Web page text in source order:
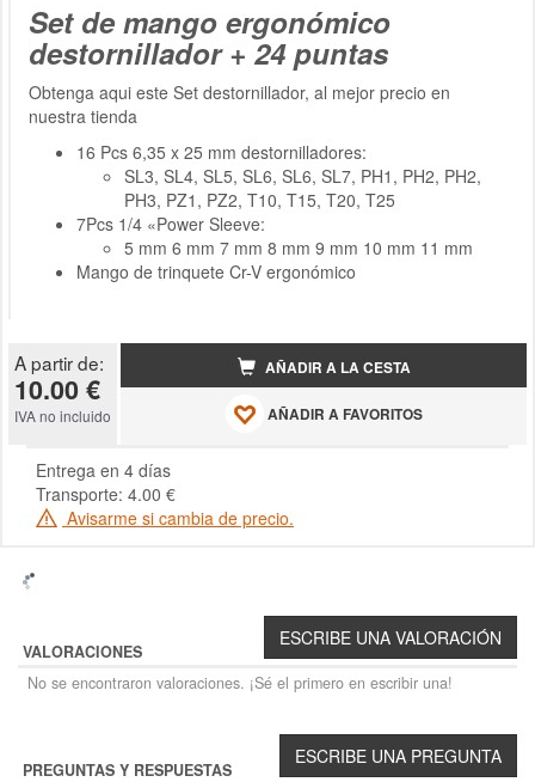
Set de mango ergonómico
destornillador + 24 puntas
Obtenga aqui este Set destornillador, al mejor precio en
nuestra tienda
16 Pcs 6,35 x 25 mm destornilladores:
SL3, SL4, SL5, SL6, SL6, SL7, PH1, PH2, PH2,
PH3, PZ1, PZ2, T10, T15, T20, T25
7Pcs 1/4 «Power Sleeve:
5 mm 6 mm 7 mm 8 mm 9 mm 10 mm 11 mm
Mango de trinquete Cr-V ergonómico
A partir de:
10.00 €
IVA no incluido
AÑADIR A LA CESTA
AÑADIR A FAVORITOS
Entrega en 4 días
Transporte: 4.00 €
Avisarme si cambia de precio.
VALORACIONES
No se encontraron valoraciones. ¡Sé el primero en escribir una!
PREGUNTAS Y RESPUESTAS